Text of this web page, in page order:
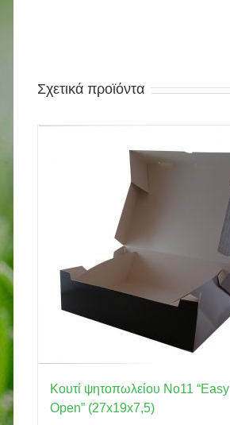
Σχετικά προϊόντα
Κουτί ψητοπωλείου No11 “Easy
Open” (27x19x7,5)